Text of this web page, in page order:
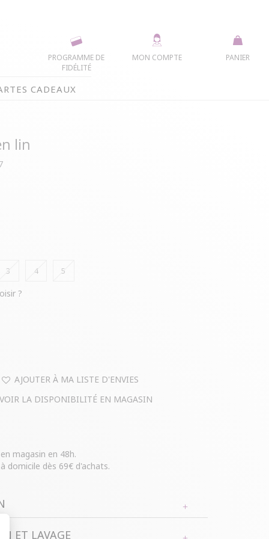
PANIER
MON COMPTE
PROGRAMME DE
FIDÉLITÉ
CADEAUX
lin
3 4 5
?
AJOUTER À MA LISTE D'ENVIES
VOIR LA DISPONIBILITÉ EN MAGASIN
magasin en 48h.
domicile dès 69€ d'achats.
ET LAVAGE